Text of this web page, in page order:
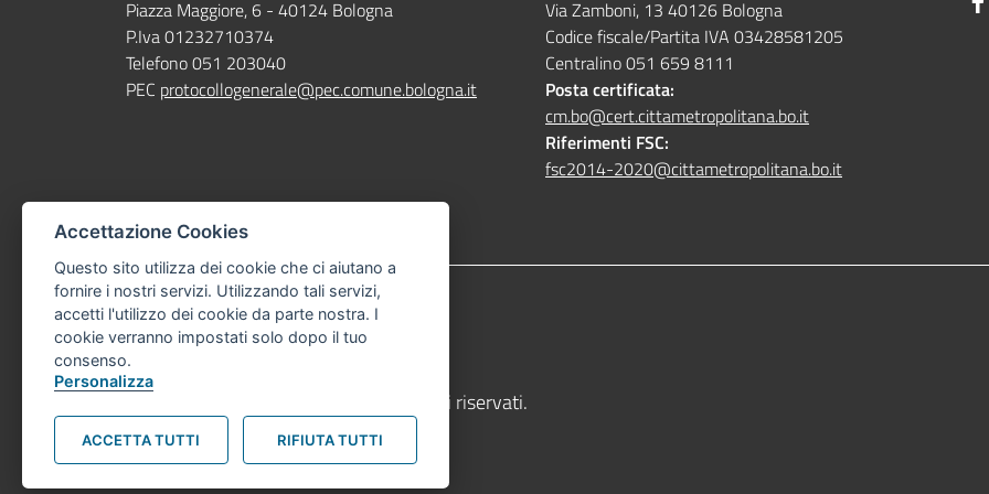
Piazza Maggiore, 6 - 40124 Bologna
P.Iva 01232710374
Telefono 051 203040
PEC protocollogenerale@pec.comune.bologna.it
Via Zamboni, 13 40126 Bologna
Codice fiscale/Partita IVA 03428581205
Centralino 051 659 8111
Posta certificata:
cm.bo@cert.cittametropolitana.bo.it
Riferimenti FSC:
fsc2014-2020@cittametropolitana.bo.it
Footer menu
Privacy Policy Note Legali
Footer: copyright
© Comune di Bologna 2021. Tutti i diritti riservati.
Accettazione Cookies
Questo sito utilizza dei cookie che ci aiutano a
fornire i nostri servizi. Utilizzando tali servizi,
accetti l'utilizzo dei cookie da parte nostra. I
cookie verranno impostati solo dopo il tuo
consenso.
Personalizza
ACCETTA TUTTI RIFIUTA TUTTI